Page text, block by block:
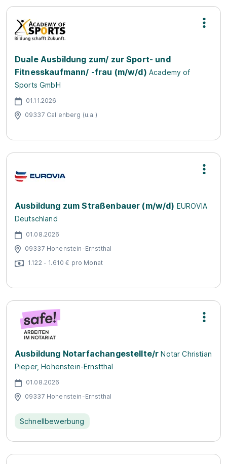
Duale Ausbildung zum/ zur Sport- und
Fitnesskaufmann/ -frau (m/w/d) Academy of
Sports GmbH
01.11.2026
09337 Callenberg (u.a.)
Ausbildung zum Straßenbauer (m/w/d) EUROVIA
Deutschland
01.08.2026
09337 Hohenstein-Ernstthal
1.122 - 1.610 € pro Monat
Ausbildung Notarfachangestellte/r Notar Christian
Pieper, Hohenstein-Ernstthal
01.08.2026
09337 Hohenstein-Ernstthal
Schnellbewerbung